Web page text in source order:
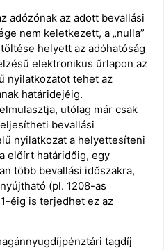
adózónak az adott bevallási
nem keletkezett, a „nulla”
helyett az adóhatóság
elektronikus űrlapon az
nyilatkozatot tehet az
határidejéig.
utólag már csak
bevallási
nyilatkozat a helyettesíteni
előírt határidőig, egy
több bevallási időszakra,
(pl. 1208-as
éig is terjedhet ez az
tagdíj